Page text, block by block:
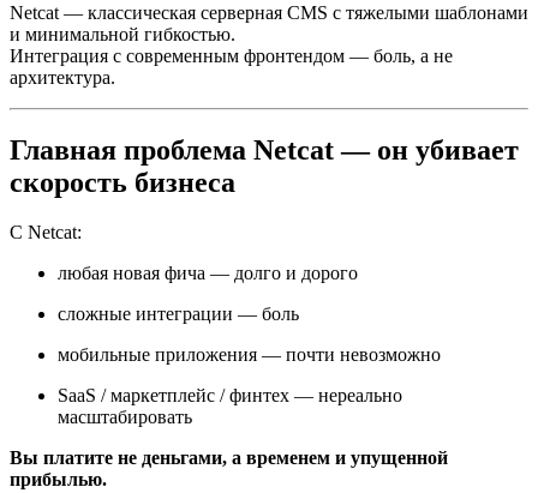
Netcat — классическая серверная CMS с тяжелыми шаблонами
и минимальной гибкостью.
Интеграция с современным фронтендом — боль, а не
архитектура.
Главная проблема Netcat — он убивает
скорость бизнеса
С Netcat:
любая новая фича — долго и дорого
сложные интеграции — боль
мобильные приложения — почти невозможно
SaaS / маркетплейс / финтех — нереально
масштабировать
Вы платите не деньгами, а временем и упущенной
прибылью.